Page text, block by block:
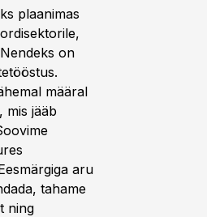
plaanimas
on
määral
mis jääb
aru
tahame
ning